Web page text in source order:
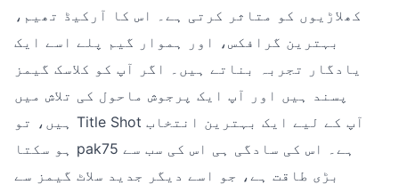
کھلاڑیوں کو متاثر کرتی ہے۔ اس کا آرکیڈ تھیم،
بہترین گرافکس، اور ہموار گیم پلے اسے ایک
یادگار تجربہ بناتے ہیں۔ اگر آپ کو کلاسک گیمز
پسند ہیں اور آپ ایک پرجوش ماحول کی تلاش میں
ہیں، تو Title Shot آپ کے لیے ایک بہترین انتخاب
ہو سکتا pak75 ہے۔ اس کی سادگی ہی اس کی سب سے
بڑی طاقت ہے، جو اسے دیگر جدید سلاٹ گیمز سے